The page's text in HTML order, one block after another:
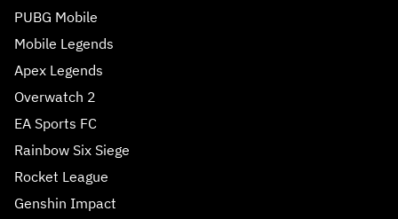
PUBG Mobile
Mobile Legends
Apex Legends
Overwatch 2
EA Sports FC
Rainbow Six Siege
Rocket League
Genshin Impact